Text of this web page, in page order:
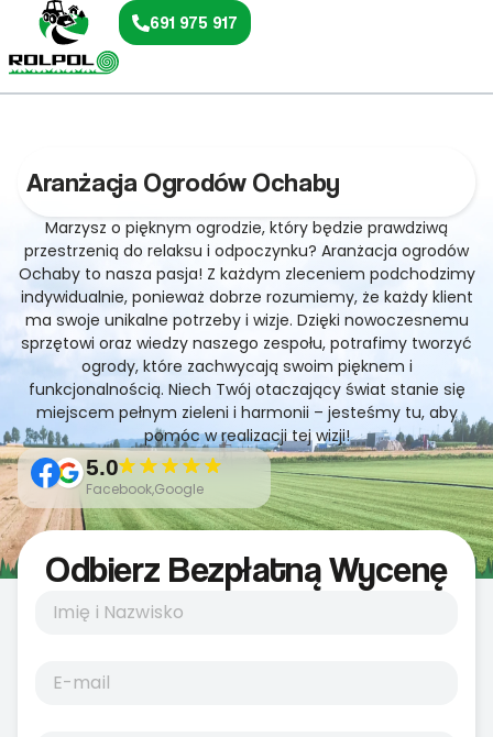
691 975 917
Aranżacja Ogrodów Ochaby
Marzysz o pięknym ogrodzie, który będzie prawdziwą
przestrzenią do relaksu i odpoczynku? Aranżacja ogrodów
Ochaby to nasza pasja! Z każdym zleceniem podchodzimy
indywidualnie, ponieważ dobrze rozumiemy, że każdy klient
ma swoje unikalne potrzeby i wizje. Dzięki nowoczesnemu
sprzętowi oraz wiedzy naszego zespołu, potrafimy tworzyć
ogrody, które zachwycają swoim pięknem i
funkcjonalnością. Niech Twój otaczający świat stanie się
miejscem pełnym zieleni i harmonii – jesteśmy tu, aby
pomóc w realizacji tej wizji!
5.0
Facebook,Google
Odbierz Bezpłatną Wycenę